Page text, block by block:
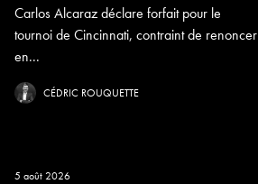
Carlos Alcaraz déclare forfait pour le
tournoi de Cincinnati, contraint de renoncer
en...
CÉDRIC ROUQUETTE
5 août 2026